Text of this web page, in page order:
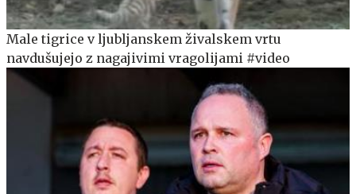
Male tigrice v ljubljanskem živalskem vrtu
navdušujejo z nagajivimi vragolijami #video